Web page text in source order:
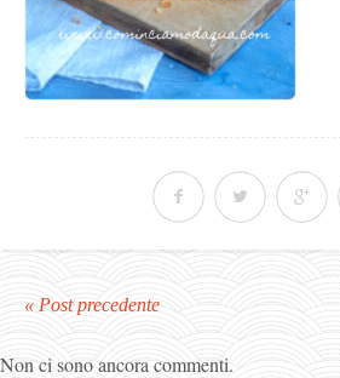
« Post precedente
Non ci sono ancora commenti.